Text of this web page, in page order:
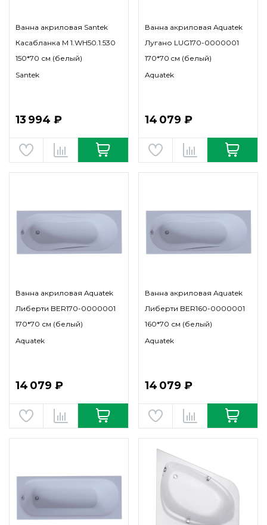
Ванна акриловая Santek
Касабланка М 1.WH50.1.530
150*70 см (белый)
Santek
13 994 ₽
Ванна акриловая Aquatek
Лугано LUG170-0000001
170*70 cм (белый)
Aquatek
14 079 ₽
Ванна акриловая Aquatek
Либерти BER170-0000001
170*70 см (белый)
Aquatek
14 079 ₽
Ванна акриловая Aquatek
Либерти BER160-0000001
160*70 см (белый)
Aquatek
14 079 ₽